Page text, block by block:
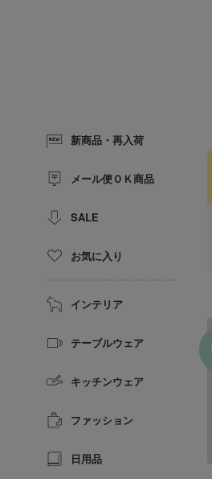
新商品・再入荷
メール便ＯＫ商品
SALE
お気に入り
インテリア
テーブルウェア
キッチンウェア
ファッション
日用品